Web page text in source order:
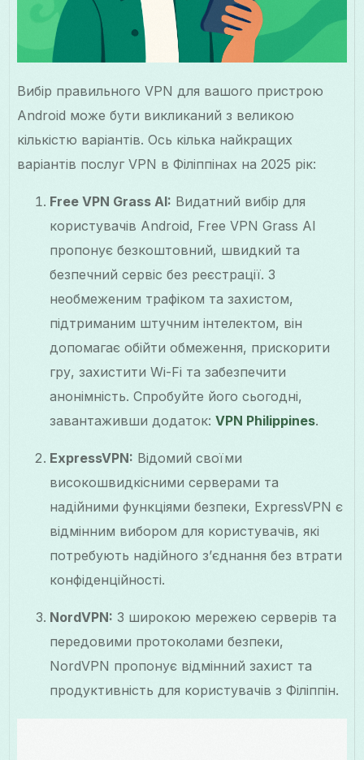
Вибір правильного VPN для вашого пристрою
Android може бути викликаний з великою
кількістю варіантів. Ось кілька найкращих
варіантів послуг VPN в Філіппінах на 2025 рік:
Free VPN Grass AI: Видатний вибір для
користувачів Android, Free VPN Grass AI
пропонує безкоштовний, швидкий та
безпечний сервіс без реєстрації. З
необмеженим трафіком та захистом,
підтриманим штучним інтелектом, він
допомагає обійти обмеження, прискорити
гру, захистити Wi-Fi та забезпечити
анонімність. Спробуйте його сьогодні,
завантаживши додаток:VPN Philippines.
ExpressVPN: Відомий своїми
високошвидкісними серверами та
надійними функціями безпеки, ExpressVPN є
відмінним вибором для користувачів, які
потребують надійного з’єднання без втрати
конфіденційності.
NordVPN: З широкою мережею серверів та
передовими протоколами безпеки,
NordVPN пропонує відмінний захист та
продуктивність для користувачів з Філіппін.